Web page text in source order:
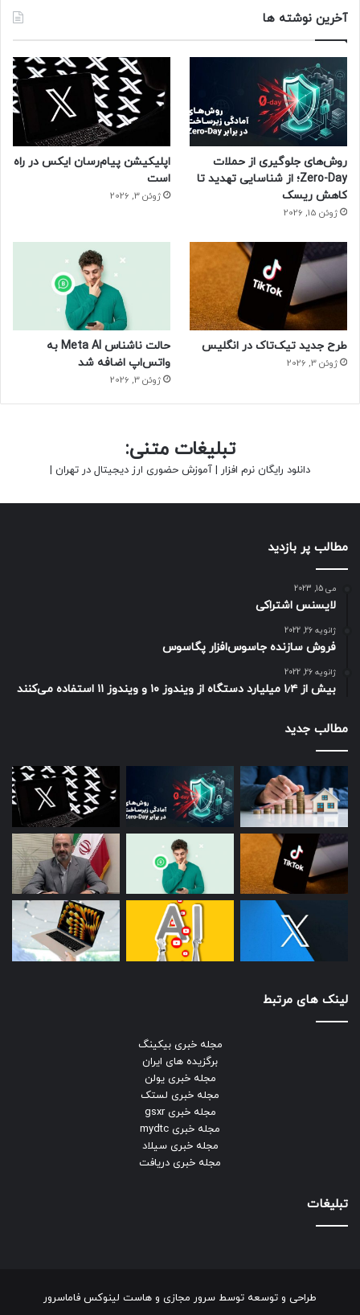
آخرین نوشته ها
روش‌های جلوگیری از حملات
Zero-Day؛ از شناسایی تهدید تا
کاهش ریسک
ژوئن 15, 2026
اپلیکیشن پیام‌رسان ایکس در راه
است
ژوئن 3, 2026
طرح جدید تیک‌تاک در انگلیس
ژوئن 3, 2026
حالت ناشناس Meta AI به
واتس‌اپ اضافه شد
ژوئن 3, 2026
تبلیغات متنی:
دانلود رایگان نرم افزار | آموزش حضوری ارز دیجیتال در تهران |
مطالب پر بازدید
می 15, 2023
لایسنس اشتراکی
ژانویه 26, 2022
فروش سازنده جاسوس‌افزار پگاسوس
ژانویه 26, 2022
بیش از ۱٫۴ میلیارد دستگاه از ویندوز ۱۰ و ویندوز ۱۱ استفاده می‌کنند
مطالب جدید
لینک های مرتبط
مجله خبری بیکینگ
برگزیده های ایران
مجله خبری یولن
مجله خبری لستک
مجله خبری gsxr
مجله خبری mydtc
مجله خبری سیلاد
مجله خبری دریافت
تبلیغات
طراحی و توسعه توسط سرور مجازی و هاست لینوکس فاماسرور